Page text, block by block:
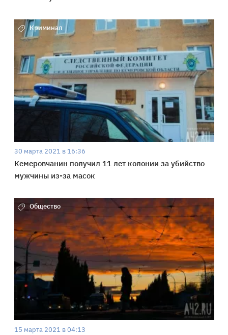
Криминал
30 марта 2021 в 16:36
Кемеровчанин получил 11 лет колонии за убийство
мужчины из-за масок
Общество
15 марта 2021 в 04:13